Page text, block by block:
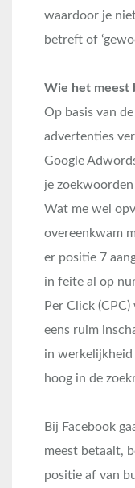
waardoor je
betreft of
Wie het meest
Op basis van
advertenties
Google
je
Wat me wel
overeenkwam
er positie 7
in feite al op
Per Click
eens ruim
in werkelijkheid
hoog in de
Bij Facebook
meest betaalt,
positie af van